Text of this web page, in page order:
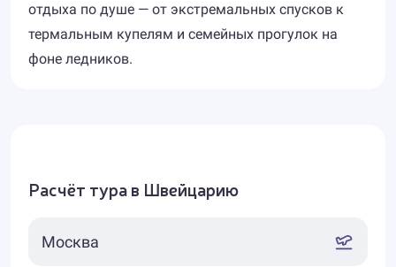
отдыха по душе — от экстремальных спусков к
термальным купелям и семейных прогулок на
фоне ледников.
Расчёт тура в Швейцарию